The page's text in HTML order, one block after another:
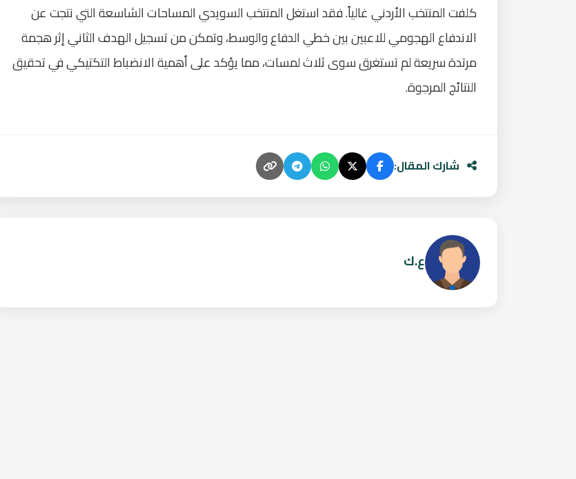
كلفت المنتخب الأردني غالياً. فقد استغل المنتخب السويدي المساحات الشاسعة التي نتجت عن
الاندفاع الهجومي للاعبين بين خطي الدفاع والوسط، وتمكن من تسجيل الهدف الثاني إثر هجمة
مرتدة سريعة لم تستغرق سوى ثلاث لمسات، مما يؤكد على أهمية الانضباط التكتيكي في تحقيق
النتائج المرجوة.
شارك المقال:
ع.ك